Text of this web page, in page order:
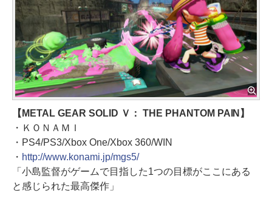
【METAL GEAR SOLID Ｖ： THE PHANTOM PAIN】
・ＫＯＮＡＭＩ
・PS4/PS3/Xbox One/Xbox 360/WIN
・ http://www.konami.jp/mgs5/
「小島監督がゲームで目指した1つの目標がここにある
と感じられた最高傑作」